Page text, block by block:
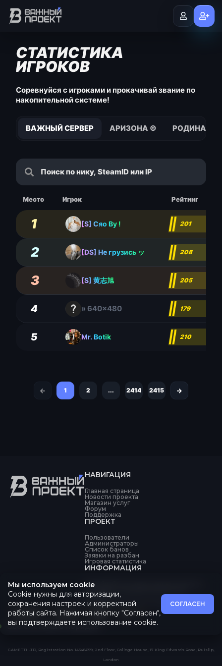
СТАТИСТИКА
ИГРОКОВ
Соревнуйся с игроками и прокачивай звание по
накопительной системе!
ВАЖНЫЙ СЕРВЕР АРИЗОНА © РОДИНА ©
Место Игрок Рейтинг
1 [S] Сяо Ву ! 201
2 [DS] Не грузись ッ 208
3 [S] 黄志旭 205
4 » 640x480 179
5 Mr. Botik 210
1 2 ... 2414 2415
НАВИГАЦИЯ
Главная страница
Новости проекта
Магазин услуг
Форум
Поддержка
ПРОЕКТ
Пользователи
Администраторы
Список банов
Заявки на разбан
Игровая статистика
ИНФОРМАЦИЯ
Об обработке персональных данных
Оферта
Пользовательское соглашение
Все системы в порядке
GAMETTI LTD, Registration No. 14348659, 2nd Floor, College House, 17 King Edwards Road, Ruislip,
London
Мы используем cookie
Cookie нужны для авторизации,
сохранения настроек и корректной
работы сайта. Нажимая кнопку "Согласен",
вы подтверждаете использование cookie.
СОГЛАСЕН